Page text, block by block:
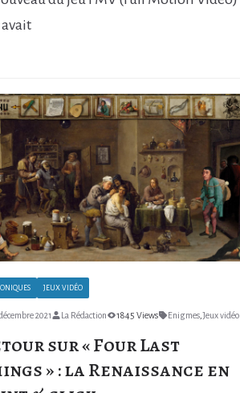
JEUX VIDÉO
2021 La Rédaction 1845 Views Enigmes Jeux vidéo
sur « Four Last
» : la Renaissance en